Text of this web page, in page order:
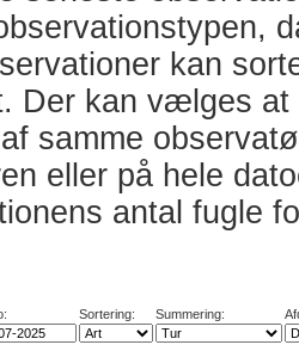
kan
Der kan vælges
samme
eller på hele
antal fugle
Sortering: Summering: